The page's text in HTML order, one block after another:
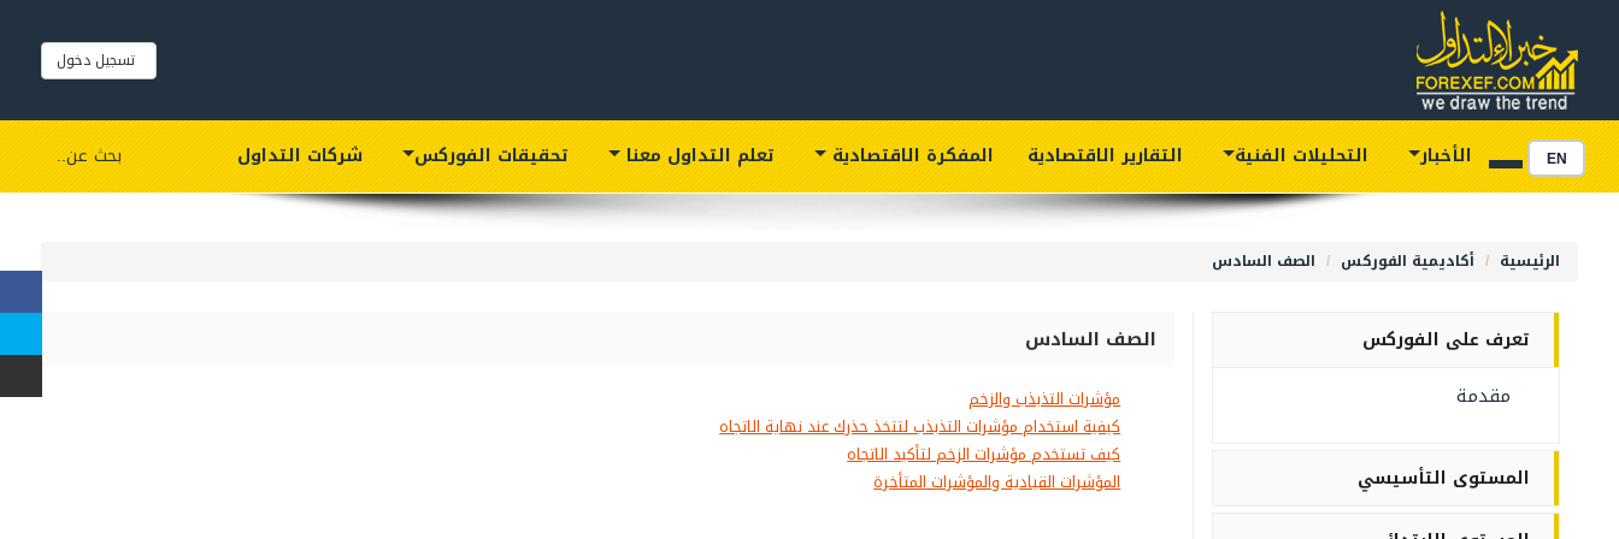
تسجيل دخول
EN الأخبار التحليلات الفنية التقارير الاقتصادية المفكرة الاقتصادية تعلم التداول معنا تحقيقات الفوركس شركات التداول بحث عن..
الرئيسية أكاديمية الفوركس الصف السادس
تعرف على الفوركس
مقدمة
المستوى التأسيسي
الصف السادس
مؤشرات التذبذب والزخم
كيفية استخدام مؤشرات التذبذب لتتخذ حذرك عند نهاية الاتجاه
كيف تستخدم مؤشرات الزخم لتأكيد الاتجاه
المؤشرات القيادية والمؤشرات المتأخرة